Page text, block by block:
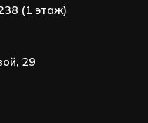
(1 этаж)
29